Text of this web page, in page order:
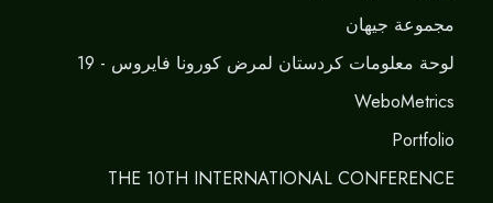
مجموعة جيهان
لوحة معلومات كردستان لمرض كورونا فايروس - 19
WeboMetrics
Portfolio
THE 10TH INTERNATIONAL CONFERENCE